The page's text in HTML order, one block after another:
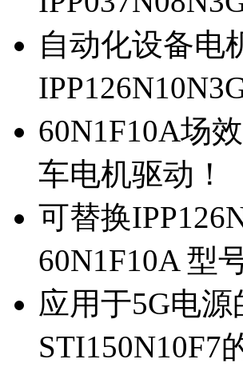
自动化设备电
60N1F10A场
车电机驱动！
可替换
60N1F10A 型
应用于5G电
STI150N10F7